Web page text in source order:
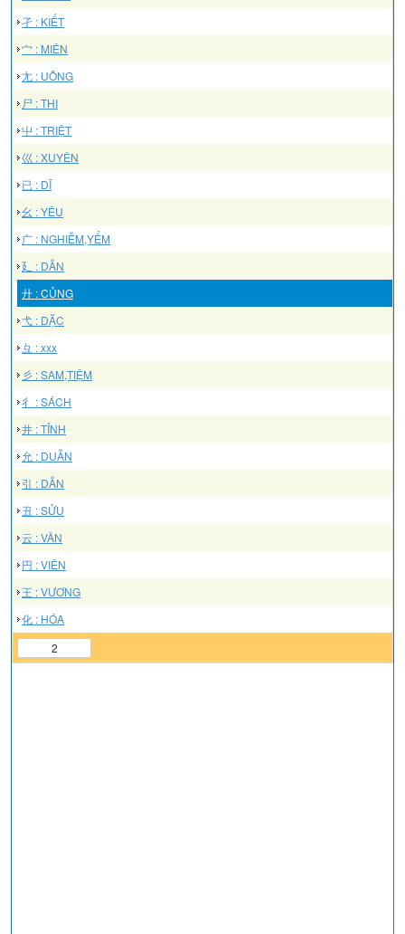
孑 : KIẾT
宀 : MIÊN
尢 : UÔNG
尸 : THI
屮 : TRIỆT
巛 : XUYÊN
已 : DĨ
幺 : YÊU
广 : NGHIỄM,YỂM
廴 : DẪN
廾 : CỦNG
弋 : DẶC
彑 : xxx
彡 : SAM,TIỆM
彳 : SÁCH
井 : TỈNH
允 : DUẪN
引 : DẪN
丑 : SỬU
云 : VÂN
円 : VIÊN
王 : VƯƠNG
化 : HÓA
2